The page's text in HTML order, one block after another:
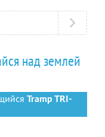
над землей
Tramp TRI-